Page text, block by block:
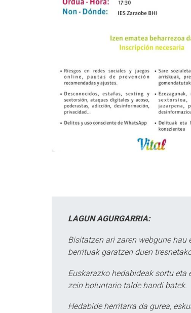
LAGUN AGURGARRIA:
Bisitatzen ari zaren webgune
berrituak garatzen duen
Euskarazko hedabideak sortu
zein boluntario talde handi batek.
Hedabide herritarra da gurea,